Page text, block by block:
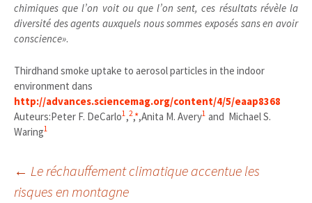
chimiques que l’on voit ou que l’on sent, ces résultats révèle la
diversité des agents auxquels nous sommes exposés sans en avoir
conscience».
Thirdhand smoke uptake to aerosol particles in the indoor
environment dans
http://advances.sciencemag.org/content/4/5/eaap8368
Auteurs:Peter F. DeCarlo1,2,*,Anita M. Avery1 and Michael S.
Waring1
Navigation
← Le réchauffement climatique accentue les
risques en montagne